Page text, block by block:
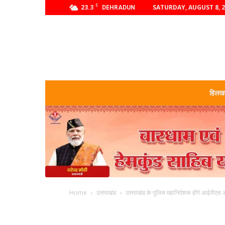
23.3 C DEHRADUN SATURDAY, AUGUST 8,
Home उत्तराखंड उत्तराखंड के पुलिस महानिदेशक होंगे आईपीएस